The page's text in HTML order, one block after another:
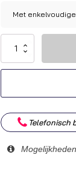
Met
Motorola
Digitaal
Telefonisch